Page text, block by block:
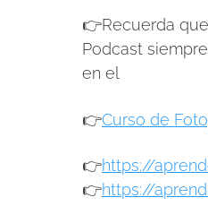
👉Recuerda
Podcast
en el
👉Curso de
👉https://
👉https://